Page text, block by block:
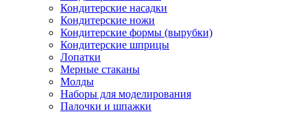
Кондитерские насадки
Кондитерские ножи
Кондитерские формы (вырубки)
Кондитерские шприцы
Лопатки
Мерные стаканы
Молды
Наборы для моделирования
Палочки и шпажки